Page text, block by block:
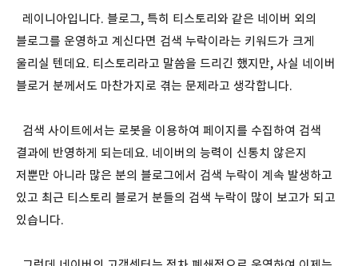
레이니아입니다. 블로그, 특히 티스토리와 같은 네이버 외의
블로그를 운영하고 계신다면 검색 누락이라는 키워드가 크게
울리실 텐데요. 티스토리라고 말씀을 드리긴 했지만, 사실 네이버
블로거 분께서도 마찬가지로 겪는 문제라고 생각합니다.
검색 사이트에서는 로봇을 이용하여 페이지를 수집하여 검색
결과에 반영하게 되는데요. 네이버의 능력이 신통치 않은지
저뿐만 아니라 많은 분의 블로그에서 검색 누락이 계속 발생하고
있고 최근 티스토리 블로거 분들의 검색 누락이 많이 보고가 되고
있습니다.